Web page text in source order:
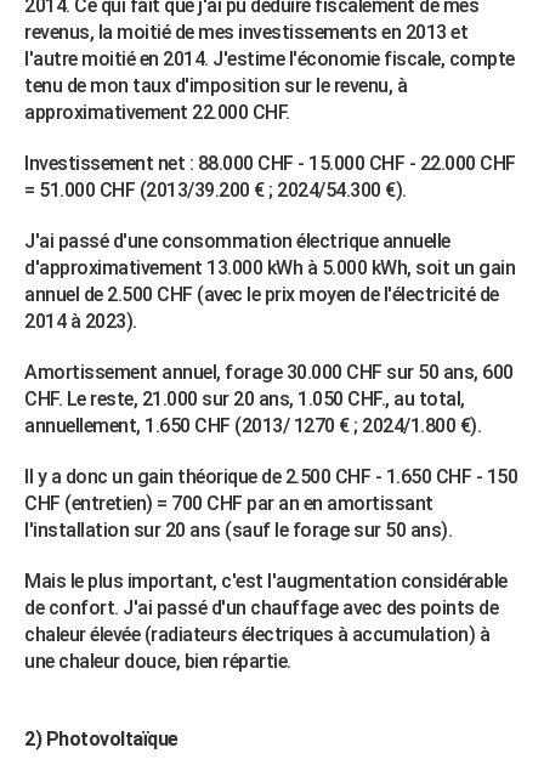
2014. Ce qui fait que j'ai pu déduire fiscalement de mes
revenus, la moitié de mes investissements en 2013 et
l'autre moitié en 2014. J'estime l'économie fiscale, compte
tenu de mon taux d'imposition sur le revenu, à
approximativement 22.000 CHF.
Investissement net : 88.000 CHF - 15.000 CHF - 22.000 CHF
= 51.000 CHF (2013/39.200 € ; 2024/54.300 €).
J'ai passé d'une consommation électrique annuelle
d'approximativement 13.000 kWh à 5.000 kWh, soit un gain
annuel de 2.500 CHF (avec le prix moyen de l'électricité de
2014 à 2023).
Amortissement annuel, forage 30.000 CHF sur 50 ans, 600
CHF. Le reste, 21.000 sur 20 ans, 1.050 CHF., au total,
annuellement, 1.650 CHF (2013/ 1270 € ; 2024/1.800 €).
Il y a donc un gain théorique de 2.500 CHF - 1.650 CHF - 150
CHF (entretien) = 700 CHF par an en amortissant
l'installation sur 20 ans (sauf le forage sur 50 ans).
Mais le plus important, c'est l'augmentation considérable
de confort. J'ai passé d'un chauffage avec des points de
chaleur élevée (radiateurs électriques à accumulation) à
une chaleur douce, bien répartie.
2) Photovoltaïque